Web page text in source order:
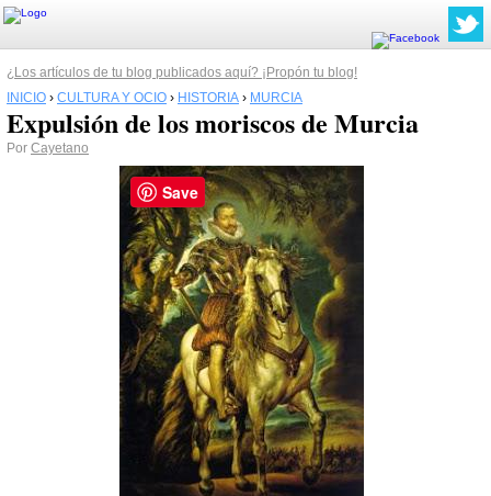
¿Los artículos de tu blog publicados aquí? ¡Propón tu blog!
INICIO › CULTURA Y OCIO › HISTORIA › MURCIA
Expulsión de los moriscos de Murcia
Por Cayetano
Save